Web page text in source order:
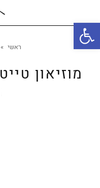
ראשי »
מוזיאון טייט